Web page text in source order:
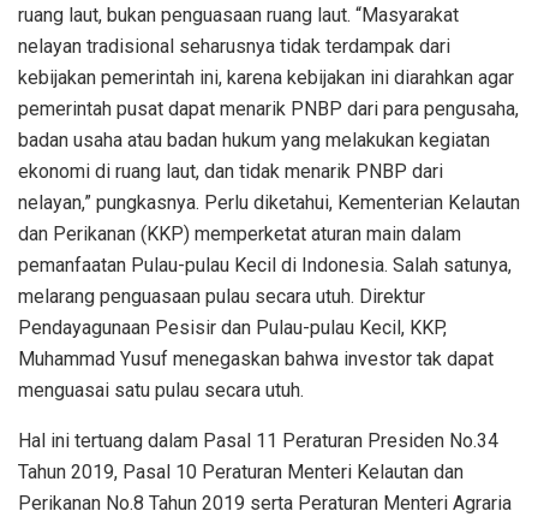
ruang laut, bukan penguasaan ruang laut. “Masyarakat
nelayan tradisional seharusnya tidak terdampak dari
kebijakan pemerintah ini, karena kebijakan ini diarahkan agar
pemerintah pusat dapat menarik PNBP dari para pengusaha,
badan usaha atau badan hukum yang melakukan kegiatan
ekonomi di ruang laut, dan tidak menarik PNBP dari
nelayan,” pungkasnya. Perlu diketahui, Kementerian Kelautan
dan Perikanan (KKP) memperketat aturan main dalam
pemanfaatan Pulau-pulau Kecil di Indonesia. Salah satunya,
melarang penguasaan pulau secara utuh. Direktur
Pendayagunaan Pesisir dan Pulau-pulau Kecil, KKP,
Muhammad Yusuf menegaskan bahwa investor tak dapat
menguasai satu pulau secara utuh.
Hal ini tertuang dalam Pasal 11 Peraturan Presiden No.34
Tahun 2019, Pasal 10 Peraturan Menteri Kelautan dan
Perikanan No.8 Tahun 2019 serta Peraturan Menteri Agraria